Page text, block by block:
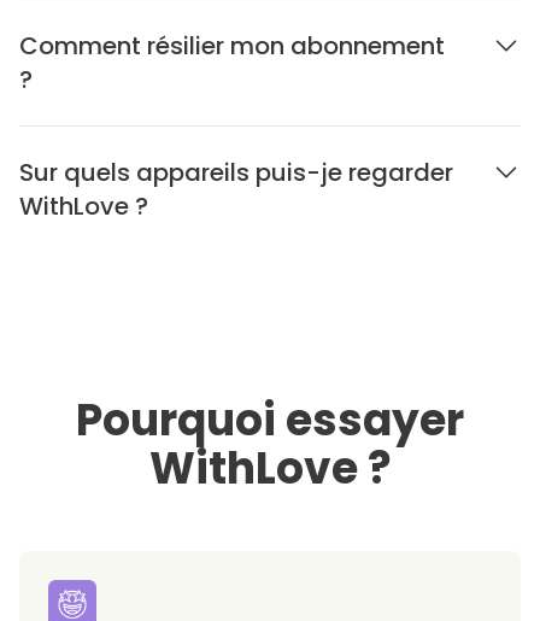
Comment résilier mon abonnement
?
Sur quels appareils puis-je regarder
WithLove ?
Pourquoi essayer
WithLove ?